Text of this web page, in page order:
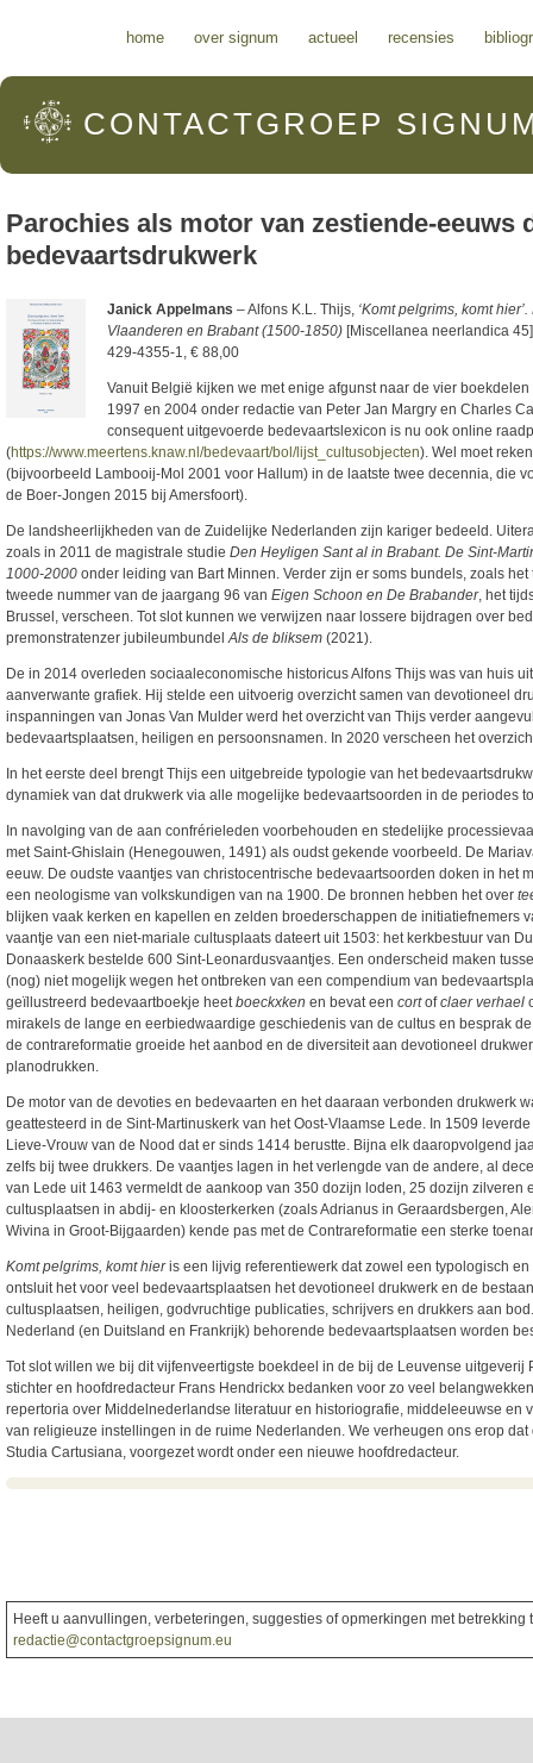
home over signum actueel recensies
CONTACTGROEP
Parochies als motor van zestiende-eeuws
bedevaartsdrukwerk
Janick Appelmans – Alfons K.L. Thijs, ‘Komt pelgrims, komt
Vlaanderen en Brabant (1500-1850) [Miscellanea neerlandica
429-4355-1, € 88,00
Vanuit België kijken we met enige afgunst naar de vier
1997 en 2004 onder redactie van Peter Jan Margry en Charles
consequent uitgevoerde bedevaartslexicon is nu ook online
(https://www.meertens.knaw.nl/bedevaart/bol/lijst_cultusobjecten). Wel moet
(bijvoorbeeld Lambooij-Mol 2001 voor Hallum) in de laatste twee decennia, die
de Boer-Jongen 2015 bij Amersfoort).
De landsheerlijkheden van de Zuidelijke Nederlanden zijn kariger bedeeld.
zoals in 2011 de magistrale studie Den Heyligen Sant al in Brabant. De Sint-
1000-2000 onder leiding van Bart Minnen. Verder zijn er soms bundels, zoals
tweede nummer van de jaargang 96 van Eigen Schoon en De Brabander, het
Brussel, verscheen. Tot slot kunnen we verwijzen naar lossere bijdragen over
premonstratenzer jubileumbundel Als de bliksem (2021).
De in 2014 overleden sociaaleconomische historicus Alfons Thijs was van huis
aanverwante grafiek. Hij stelde een uitvoerig overzicht samen van devotioneel
inspanningen van Jonas Van Mulder werd het overzicht van Thijs verder
bedevaartsplaatsen, heiligen en persoonsnamen. In 2020 verscheen het
In het eerste deel brengt Thijs een uitgebreide typologie van het
dynamiek van dat drukwerk via alle mogelijke bedevaartsoorden in de periodes
In navolging van de aan confrérieleden voorbehouden en stedelijke
met Saint-Ghislain (Henegouwen, 1491) als oudst gekende voorbeeld. De
eeuw. De oudste vaantjes van christocentrische bedevaartsoorden doken in het
een neologisme van volkskundigen van na 1900. De bronnen hebben het over
blijken vaak kerken en kapellen en zelden broederschappen de initiatiefnemers
vaantje van een niet-mariale cultusplaats dateert uit 1503: het kerkbestuur van
Donaaskerk bestelde 600 Sint-Leonardusvaantjes. Een onderscheid maken
(nog) niet mogelijk wegen het ontbreken van een compendium van
geïllustreerd bedevaartboekje heet boeckxken en bevat een cortofclaer verhael
mirakels de lange en eerbiedwaardige geschiedenis van de cultus en besprak
de contrareformatie groeide het aanbod en de diversiteit aan devotioneel
planodrukken.
De motor van de devoties en bedevaarten en het daaraan verbonden drukwerk
geattesteerd in de Sint-Martinuskerk van het Oost-Vlaamse Lede. In 1509
Lieve-Vrouw van de Nood dat er sinds 1414 berustte. Bijna elk daaropvolgend
zelfs bij twee drukkers. De vaantjes lagen in het verlengde van de andere, al
van Lede uit 1463 vermeldt de aankoop van 350 dozijn loden, 25 dozijn
cultusplaatsen in abdij- en kloosterkerken (zoals Adrianus in Geraardsbergen,
Wivina in Groot-Bijgaarden) kende pas met de Contrareformatie een sterke
Komt pelgrims, komt hieris een lijvig referentiewerk dat zowel een typologisch
ontsluit het voor veel bedevaartsplaatsen het devotioneel drukwerk en de
cultusplaatsen, heiligen, godvruchtige publicaties, schrijvers en drukkers aan
Nederland (en Duitsland en Frankrijk) behorende bedevaartsplaatsen worden
Tot slot willen we bij dit vijfenveertigste boekdeel in de bij de Leuvense
stichter en hoofdredacteur Frans Hendrickx bedanken voor zo veel
repertoria over Middelnederlandse literatuur en historiografie, middeleeuwse
van religieuze instellingen in de ruime Nederlanden. We verheugen ons erop
Studia Cartusiana, voorgezet wordt onder een nieuwe hoofdredacteur.
Heeft u aanvullingen, verbeteringen, suggesties of opmerkingen met
redactie@contactgroepsignum.eu